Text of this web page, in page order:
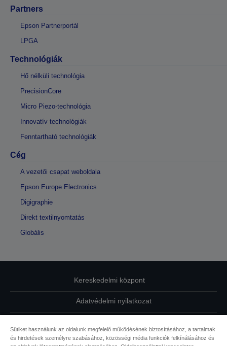
Partners
Epson Partnerportál
LPGA
Technológiák
Hő nélküli technológia
PrecisionCore
Micro Piezo-technológia
Innovatív technológiák
Fenntartható technológiák
Cég
A vezetői csapat weboldala
Epson Europe Electronics
Digigraphie
Direkt textilnyomtatás
Globális
Kereskedelmi központ
Adatvédelmi nyilatkozat
Kapcsolatfelvétel
Sütiket használunk az oldalunk megfelelő működésének biztosításához, a tartalmak
és hirdetések személyre szabásához, közösségi média funkciók felkínálásához és